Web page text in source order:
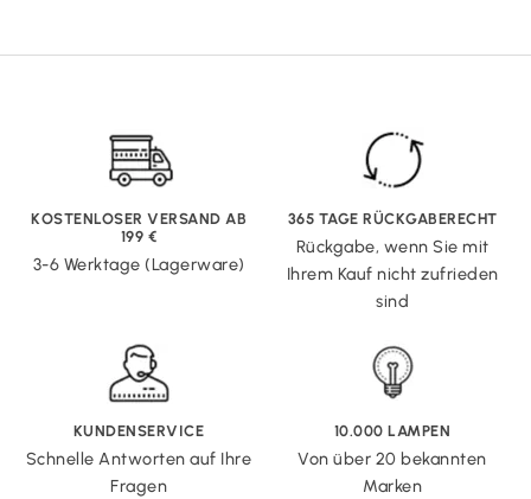
KOSTENLOSER VERSAND AB
199 €
3-6 Werktage (Lagerware)
365 TAGE RÜCKGABERECHT
Rückgabe, wenn Sie mit
Ihrem Kauf nicht zufrieden
sind
KUNDENSERVICE
Schnelle Antworten auf Ihre
Fragen
10.000 LAMPEN
Von über 20 bekannten
Marken